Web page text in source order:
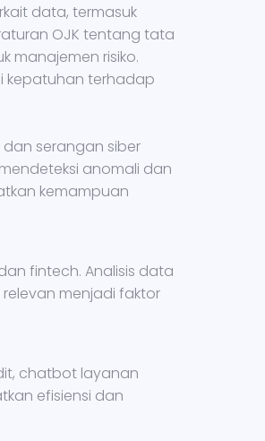
data, termasuk
OJK tentang tata
manajemen risiko.
kepatuhan terhadap
serangan siber
anomali dan
kemampuan
fintech. Analisis data
menjadi faktor
chatbot layanan
efisiensi dan